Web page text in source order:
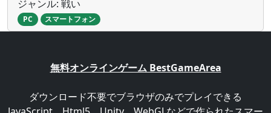
ジャンル: 戦い
PC スマートフォン
無料オンラインゲーム BestGameArea
ダウンロード不要でブラウザのみでプレイできる